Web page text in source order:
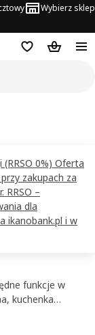
Wybierz sklep
Zaloguj się
Lista zakupowa
Koszyk
0%) Oferta
zakupach za
RRSO –
dla
ikanobank.pl i w
funkcje w
kuchenka